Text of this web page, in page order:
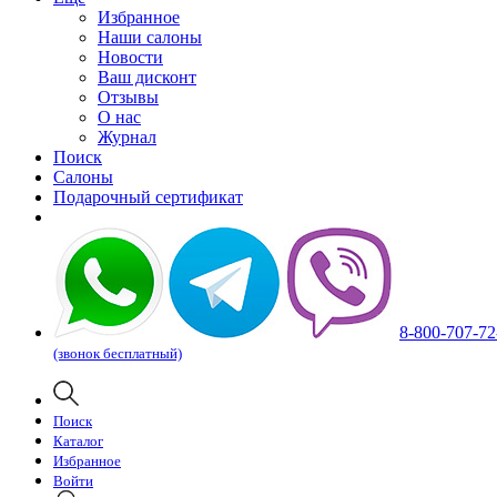
Избранное
Наши салоны
Новости
Ваш дисконт
Отзывы
О нас
Журнал
Поиск
Салоны
Подарочный сертификат
8-800-707-
(звонок бесплатный)
Поиск
Каталог
Избранное
Войти